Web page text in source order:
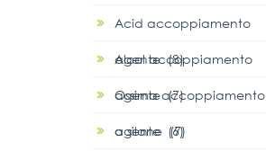
Acid accoppiamento
agente (8)
Alcol accoppiamento
agente (7)
Ossima accoppiamento
agente (6)
α silane (7)